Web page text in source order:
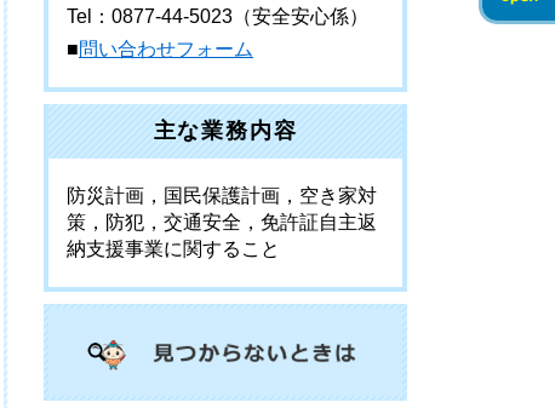
Tel：0877-44-5023 （安全安心係）
■問い合わせフォーム
主な業務内容
防災計画，国民保護計画，空き家対
策，防犯，交通安全，免許証自主返
納支援事業に関すること